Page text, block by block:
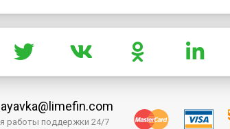
работы поддержки 24/7